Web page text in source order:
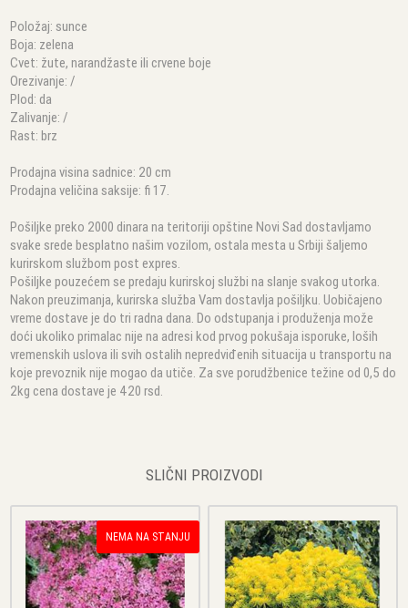
Položaj: sunce
Boja: zelena
Cvet: žute, narandžaste ili crvene boje
Orezivanje: /
Plod: da
Zalivanje: /
Rast: brz
Prodajna visina sadnice: 20 cm
Prodajna veličina saksije: fi 17.
Pošiljke preko 2000 dinara na teritoriji opštine Novi Sad dostavljamo
svake srede besplatno našim vozilom, ostala mesta u Srbiji šaljemo
kurirskom službom post expres.
Pošiljke pouzećem se predaju kurirskoj službi na slanje svakog utorka.
Nakon preuzimanja, kurirska služba Vam dostavlja pošiljku. Uobičajeno
vreme dostave je do tri radna dana. Do odstupanja i produženja može
doći ukoliko primalac nije na adresi kod prvog pokušaja isporuke, loših
vremenskih uslova ili svih ostalih nepredviđenih situacija u transportu na
koje prevoznik nije mogao da utiče. Za sve porudžbenice težine od 0,5 do
2kg cena dostave je 420 rsd.
SLIČNI PROIZVODI
NEMA NA STANJU